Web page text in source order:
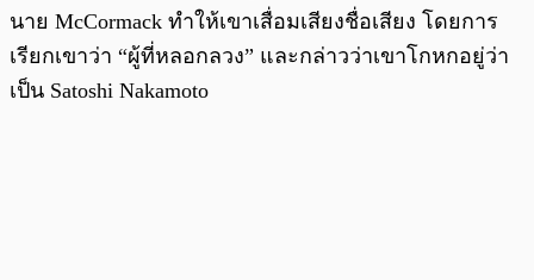
นาย McCormack ทำให้เขาเสื่อมเสียงชื่อเสียง โดยการ
เรียกเขาว่า “ผู้ที่หลอกลวง” และกล่าวว่าเขาโกหกอยู่ว่า
เป็น Satoshi Nakamoto